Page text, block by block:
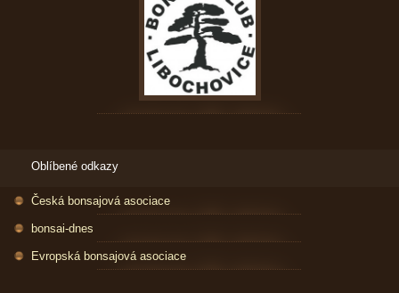
Oblíbené odkazy
Česká bonsajová asociace
bonsai-dnes
Evropská bonsajová asociace